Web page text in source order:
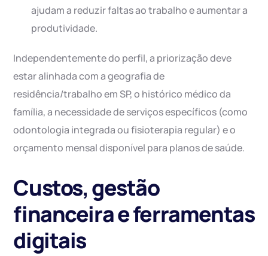
ajudam a reduzir faltas ao trabalho e aumentar a
produtividade.
Independentemente do perfil, a priorização deve
estar alinhada com a geografia de
residência/trabalho em SP, o histórico médico da
família, a necessidade de serviços específicos (como
odontologia integrada ou fisioterapia regular) e o
orçamento mensal disponível para planos de saúde.
Custos, gestão
financeira e ferramentas
digitais